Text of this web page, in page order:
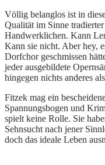
Völlig belanglos ist in
Qualität im Sinne
Handwerklichen. Kann
Kann sie nicht. Aber hey,
Dorfchor geschmissen
jeder ausgebildete
hingegen nichts anderes
Fitzek mag ein
Spannungsbogen und
spielt keine Rolle. Sie
Sehnsucht nach jener
doch das ideale Leben